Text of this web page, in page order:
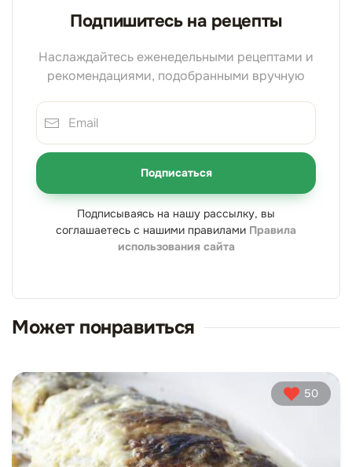
Подпишитесь на рецепты
Наслаждайтесь еженедельными рецептами и
рекомендациями, подобранными вручную
Подписаться
Подписываясь на нашу рассылку, вы
соглашаетесь с нашими правилами Правила
использования сайта
Может понравиться
50